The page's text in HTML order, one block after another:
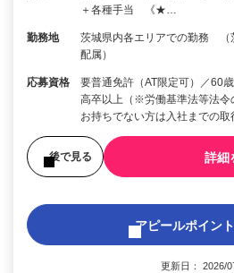
＋各種手当 《★…
勤務地
茨城県内各エリアでの勤務 （
配属）
応募資格
要普通免許（AT限定可）／60
高卒以上（※労働基準法等法
お持ちでない方は入社までの取
後で見る 詳細
アピールポイン
更新日： 2026/